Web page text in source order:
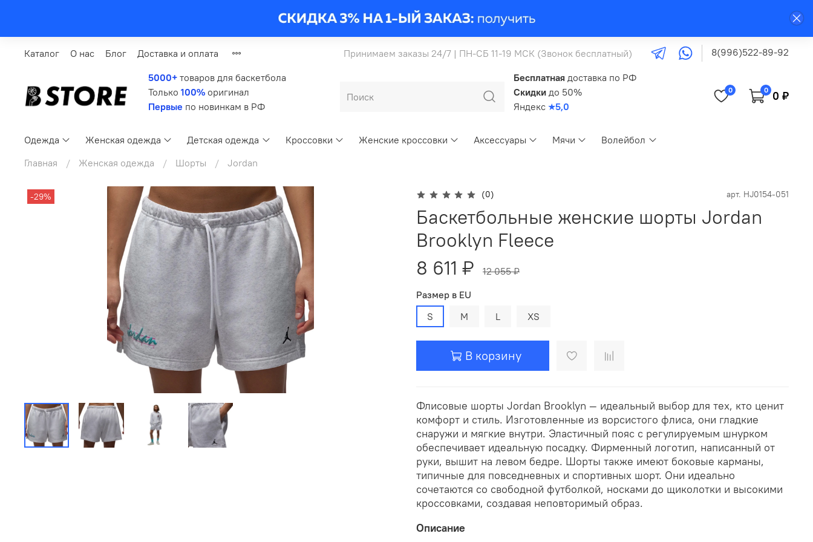
Каталог О нас Блог Доставка и оплата Принимаем заказы 24/7 | ПН-СБ 11-19 МСК (Звонок бесплатный) 8(996)522-89-92
5000+ товаров для баскетбола
Только 100% оригинал
Первые по новинкам в РФ
Бесплатная доставка по РФ
Скидки до 50%
Яндекс ★5,0
0 0 0 ₽
Одежда Женская одежда Детская одежда Кроссовки Женские кроссовки Аксессуары Мячи
Волейбол
Главная
Женская одежда Шорты Jordan
-29% (0) арт. HJ0154-051
Баскетбольные женские шорты Jordan
Brooklyn Fleece
8 611 ₽
12 055 ₽
Размер в EU
S
M L XS
В корзину
Флисовые шорты Jordan Brooklyn — идеальный выбор для тех, кто ценит
комфорт и стиль. Изготовленные из ворсистого флиса, они гладкие
снаружи и мягкие внутри. Эластичный пояс с регулируемым шнурком
обеспечивает идеальную посадку. Фирменный логотип, написанный от
руки, вышит на левом бедре. Шорты также имеют боковые карманы,
типичные для повседневных и спортивных шорт. Они идеально
сочетаются со свободной футболкой, носками до щиколотки и высокими
кроссовками, создавая неповторимый образ.
Описание